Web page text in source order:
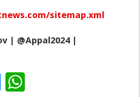
sitemap.xml
| @Appal2024 |
M